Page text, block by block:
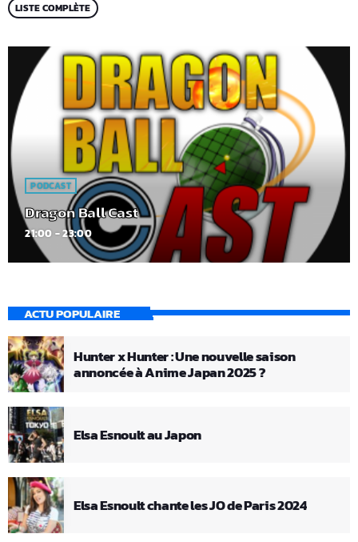
LISTE COMPLÈTE
PODCAST
Dragon Ball Cast
21:00 - 23:00
ACTU POPULAIRE
Hunter x Hunter : Une nouvelle saison
annoncée à Anime Japan 2025 ?
Elsa Esnoult au Japon
Elsa Esnoult chante les JO de Paris 2024